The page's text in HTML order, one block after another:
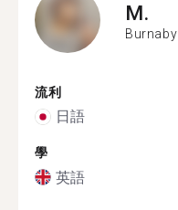
M.
Burnaby
流利
日語
學
英語